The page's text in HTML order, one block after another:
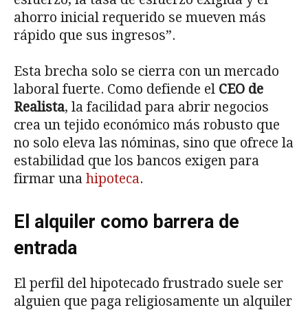
ahorro inicial requerido se mueven más
rápido que sus ingresos”.
Esta brecha solo se cierra con un mercado
laboral fuerte. Como defiende el CEO de
Realista, la facilidad para abrir negocios
crea un tejido económico más robusto que
no solo eleva las nóminas, sino que ofrece la
estabilidad que los bancos exigen para
firmar una hipoteca.
El alquiler como barrera de
entrada
El perfil del hipotecado frustrado suele ser
alguien que paga religiosamente un alquiler